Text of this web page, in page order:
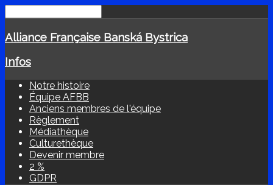
Alliance Française Banská Bystrica
Infos
Notre histoire
Équipe AFBB
Anciens membres de l'équipe
Règlement
Médiathèque
Culturethèque
Devenir membre
2 %
GDPR